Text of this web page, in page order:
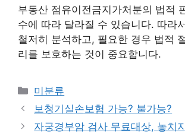
부동산 점유이전금지가처분의 법적
수에 따라 달라질 수 있습니다. 따라
철저히 분석하고, 필요한 경우 법적
리를 보호하는 것이 중요합니다.
Categories
미분류
보청기실손보험 가능? 불가능?
자궁경부암 검사 무료대상, 놓치